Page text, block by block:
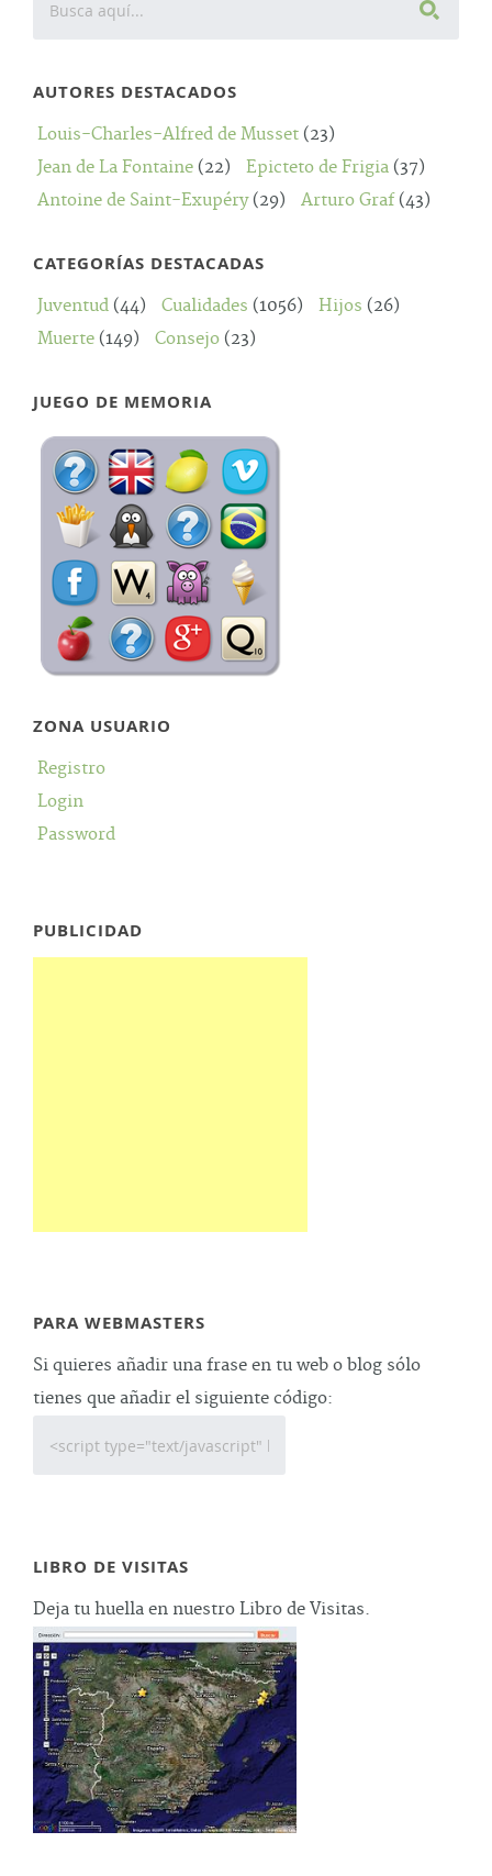
AUTORES DESTACADOS
Louis-Charles-Alfred de Musset (23)
Jean de La Fontaine (22) Epicteto de Frigia (37)
Antoine de Saint-Exupéry(29) Arturo Graf(43)
CATEGORÍAS DESTACADAS
Juventud (44) Cualidades (1056) Hijos (26)
Muerte (149) Consejo (23)
JUEGO DE MEMORIA
ZONA USUARIO
Registro
Login
Password
PUBLICIDAD
PARA WEBMASTERS
Si quieres añadir una frase en tu web o blog sólo
tienes que añadir el siguiente código:
LIBRO DE VISITAS
Deja tu huella en nuestro Libro de Visitas.